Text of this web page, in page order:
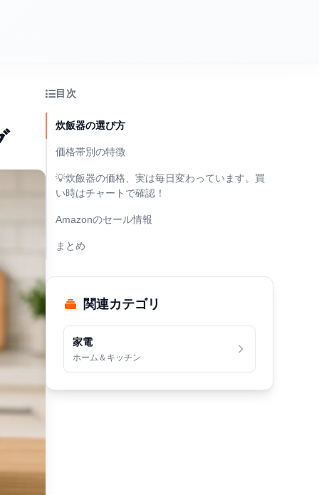
目次
炊飯器の選び方
価格帯別の特徴
💡炊飯器の価格、実は毎日変わっています。買
い時はチャートで確認！
Amazonのセール情報
まとめ
関連カテゴリ
家電
ホーム＆キッチン